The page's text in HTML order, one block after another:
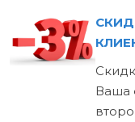
Ваша